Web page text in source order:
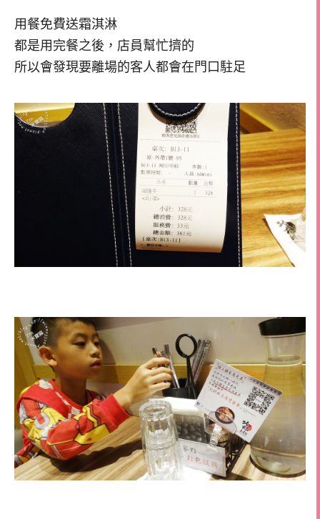
用餐免費送霜淇淋
都是用完餐之後，店員幫忙擠的
所以會發現要離場的客人都會在門口駐足